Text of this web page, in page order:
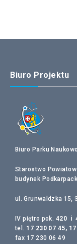
Biuro Projektu
Biuro Parku
Starostwo
budynek
ul. Grunwaldzka 15,
IV piętro pok. 420 i
tel. 17 230 07 45,
fax 17 230 06 49